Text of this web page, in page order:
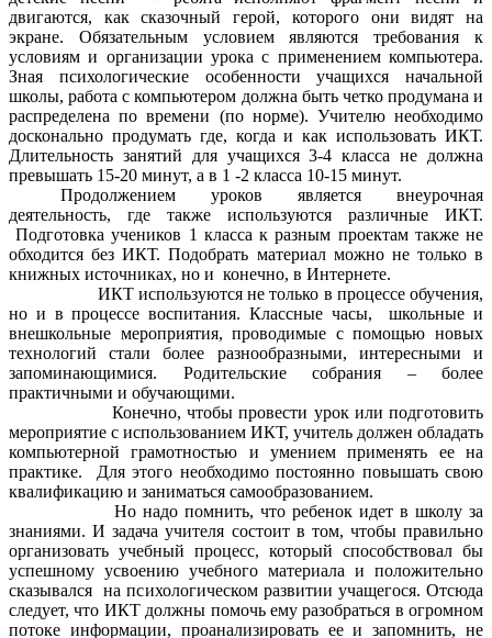
двигаются, как сказочный герой, которого они видят на
экране. Обязательным условием являются требования к
условиям и организации урока с применением компьютера.
Зная психологические особенности учащихся начальной
школы, работа с компьютером должна быть четко продумана и
распределена по времени (по норме). Учителю необходимо
досконально продумать где, когда и как использовать ИКТ.
Длительность занятий для учащихся 3-4 класса не должна
превышать 15-20 минут, а в 1 -2 класса 10-15 минут.
Продолжением уроков является внеурочная
деятельность, где также используются различные ИКТ.
Подготовка учеников 1 класса к разным проектам также не
обходится без ИКТ. Подобрать материал можно не только в
книжных источниках, но и конечно, в Интернете.
ИКТ используются не только в процессе обучения,
но и в процессе воспитания. Классные часы, школьные и
внешкольные мероприятия, проводимые с помощью новых
технологий стали более разнообразными, интересными и
запоминающимися. Родительские собрания – более
практичными и обучающими.
Конечно, чтобы провести урок или подготовить
мероприятие с использованием ИКТ, учитель должен обладать
компьютерной грамотностью и умением применять ее на
практике. Для этого необходимо постоянно повышать свою
квалификацию и заниматься самообразованием.
Но надо помнить, что ребенок идет в школу за
знаниями. И задача учителя состоит в том, чтобы правильно
организовать учебный процесс, который способствовал бы
успешному усвоению учебного материала и положительно
сказывался на психологическом развитии учащегося. Отсюда
следует, что ИКТ должны помочь ему разобраться в огромном
потоке информации, проанализировать ее и запомнить, не